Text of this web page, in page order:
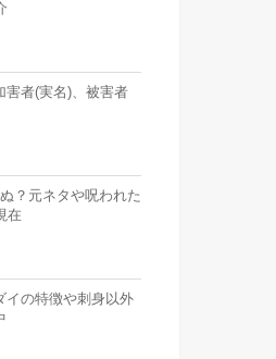
害者(実名)、被害者
？元ネタや呪われた
在
イの特徴や刺身以外